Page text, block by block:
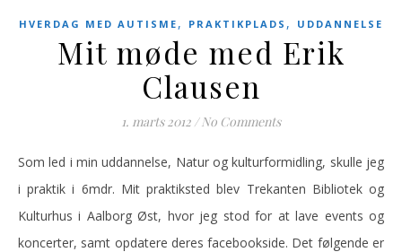
HVERDAG MED AUTISME , PRAKTIKPLADS , UDDANNELSE
Mit møde med Erik
Clausen
1. marts 2012 / No Comments
Som led i min uddannelse, Natur og kulturformidling, skulle jeg
i praktik i 6mdr. Mit praktiksted blev Trekanten Bibliotek og
Kulturhus i Aalborg Øst, hvor jeg stod for at lave events og
koncerter, samt opdatere deres facebookside. Det følgende er